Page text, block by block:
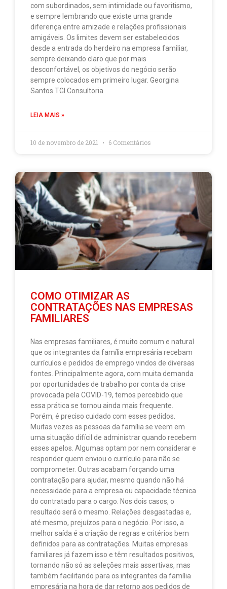
com subordinados, sem intimidade ou favoritismo,
e sempre lembrando que existe uma grande
diferença entre amizade e relações profissionais
amigáveis. Os limites devem ser estabelecidos
desde a entrada do herdeiro na empresa familiar,
sempre deixando claro que por mais
desconfortável, os objetivos do negócio serão
sempre colocados em primeiro lugar. Georgina
Santos TGI Consultoria
LEIA MAIS »
10 de novembro de 2021 6 Comentários
COMO OTIMIZAR AS
CONTRATAÇÕES NAS EMPRESAS
FAMILIARES
Nas empresas familiares, é muito comum e natural
que os integrantes da família empresária recebam
currículos e pedidos de emprego vindos de diversas
fontes. Principalmente agora, com muita demanda
por oportunidades de trabalho por conta da crise
provocada pela COVID-19, temos percebido que
essa prática se tornou ainda mais frequente.
Porém, é preciso cuidado com esses pedidos.
Muitas vezes as pessoas da família se veem em
uma situação difícil de administrar quando recebem
esses apelos. Algumas optam por nem considerar e
responder quem enviou o currículo para não se
comprometer. Outras acabam forçando uma
contratação para ajudar, mesmo quando não há
necessidade para a empresa ou capacidade técnica
do contratado para o cargo. Nos dois casos, o
resultado será o mesmo. Relações desgastadas e,
até mesmo, prejuízos para o negócio. Por isso, a
melhor saída é a criação de regras e critérios bem
definidos para as contratações. Muitas empresas
familiares já fazem isso e têm resultados positivos,
tornando não só as seleções mais assertivas, mas
também facilitando para os integrantes da família
empresária na hora de dar retorno aos pedidos de